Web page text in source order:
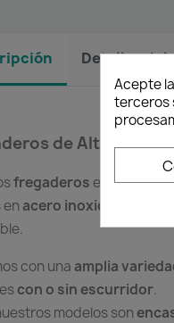
Detalles
de Alta
fregaderos están
en acero inoxidable
con una amplia
con o sin escurridor.
modelos son
Acepte
terceros